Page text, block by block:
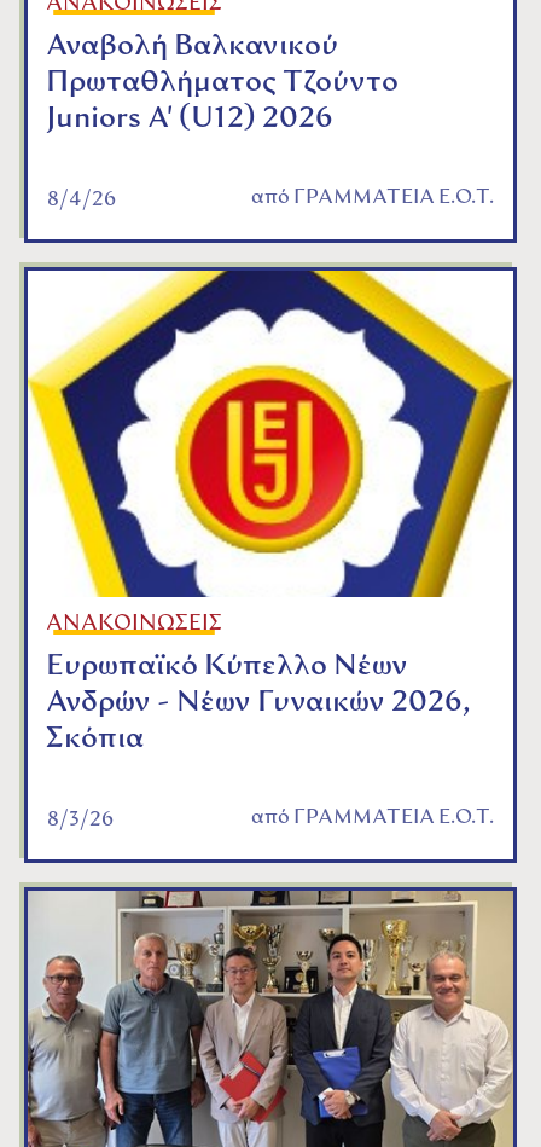
Αναβολή Βαλκανικού
Πρωταθλήματος Τζούντο
Juniors A' (U12) 2026
8/4/26 από ΓΡΑΜΜΑΤΕΙΑ Ε.Ο.Τ.
ΑΝΑΚΟΙΝΩΣΕΙΣ
Ευρωπαϊκό Κύπελλο Νέων
Ανδρών - Νέων Γυναικών 2026,
Σκόπια
8/3/26 από ΓΡΑΜΜΑΤΕΙΑ Ε.Ο.Τ.